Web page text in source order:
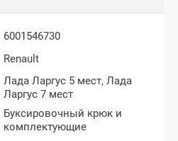
6001546730
Renault
Лада Ларгус 5 мест,Лада
Ларгус 7 мест
Буксировочный крюк и
комплектующие